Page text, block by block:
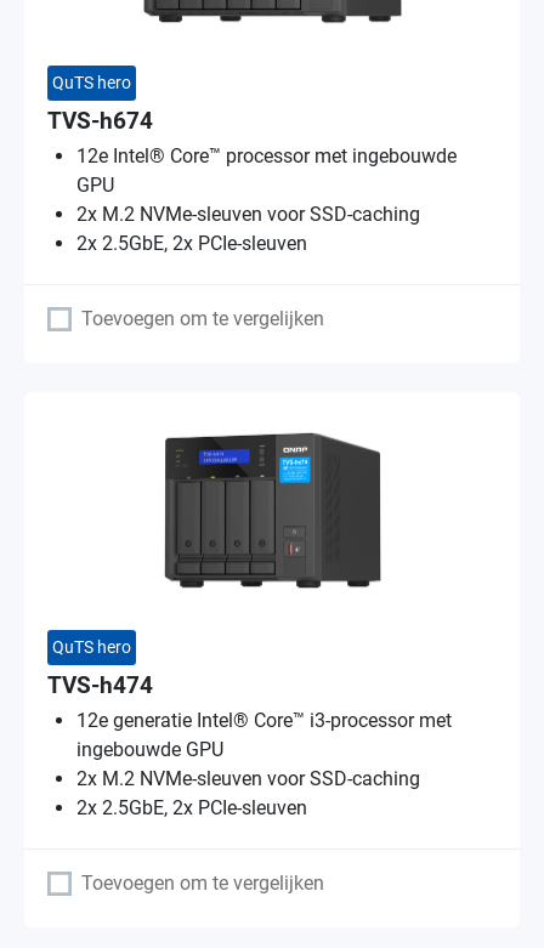
QuTS hero
TVS-h674
12e Intel® Core™ processor met ingebouwde
GPU
2x M.2 NVMe-sleuven voor SSD-caching
2x 2.5GbE, 2x PCIe-sleuven
Toevoegen om te vergelijken
QuTS hero
TVS-h474
12e generatie Intel® Core™ i3-processor met
ingebouwde GPU
2x M.2 NVMe-sleuven voor SSD-caching
2x 2.5GbE, 2x PCIe-sleuven
Toevoegen om te vergelijken